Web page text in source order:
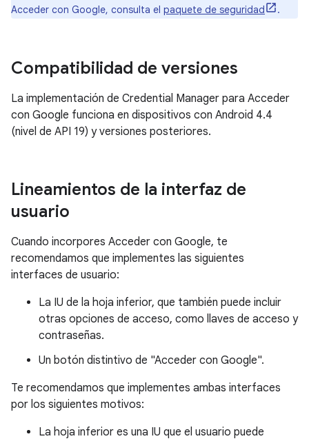
Acceder con Google, consulta el paquete de seguridad .
Compatibilidad de versiones
La implementación de Credential Manager para Acceder
con Google funciona en dispositivos con Android 4.4
(nivel de API 19) y versiones posteriores.
Lineamientos de la interfaz de
usuario
Cuando incorpores Acceder con Google, te
recomendamos que implementes las siguientes
interfaces de usuario:
La IU de la hoja inferior, que también puede incluir
otras opciones de acceso, como llaves de acceso y
contraseñas.
Un botón distintivo de "Acceder con Google".
Te recomendamos que implementes ambas interfaces
por los siguientes motivos:
La hoja inferior es una IU que el usuario puede